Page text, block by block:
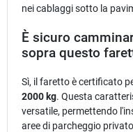
nei cablaggi sotto la
È sicuro
sopra questo
Sì, il faretto è certificato
2000 kg. Questa
versatile, permettendo
aree di parcheggio